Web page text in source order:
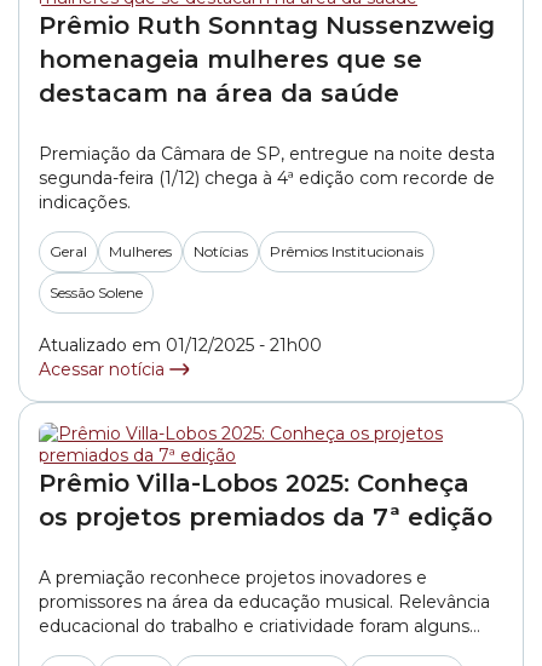
Prêmio Ruth Sonntag Nussenzweig
homenageia mulheres que se
destacam na área da saúde
Premiação da Câmara de SP, entregue na noite desta
segunda-feira (1/12) chega à 4ª edição com recorde de
indicações.
Geral Mulheres Notícias Prêmios Institucionais
Sessão Solene
Atualizado em 01/12/2025 - 21h00
Acessar notícia
Prêmio Villa-Lobos 2025: Conheça
os projetos premiados da 7ª edição
A premiação reconhece projetos inovadores e
promissores na área da educação musical. Relevância
educacional do trabalho e criatividade foram alguns
critérios analisados.